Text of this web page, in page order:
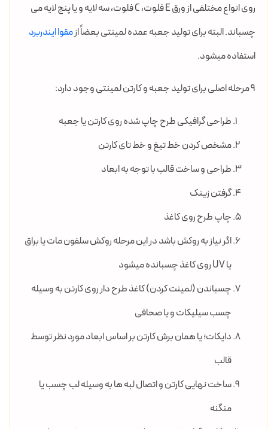
روی انواع مختلفی از ورق E فلوت، C فلوت، سه لایه و یا پنج لایه می
چسباند. البته برای تولید جعبه عمده لمینتی بعضاً ازمقوا ایندربرد
استفاده میشود.
9 مرحله اصلی برای تولید جعبه و کارتن لمینتی وجود دارد:
طراحی گرافیکی طرح چاپ شده روی کارتن یا جعبه
مشخص کردن خط تیغ و خط تای کارتن
طراحی و ساخت قالب با توجه به ابعاد
گرفتن زینک
چاپ طرح روی کاغذ
اگر نیاز به روکش باشد در این مرحله روکش سلفون مات یا براق
یا UV روی کاغذ چسبانده میشود
چسباندن (لمینت کردن) کاغذ طرح دار روی کارتن به وسیله
چسب سیلیکات و یا صحافی
دایکات؛ یا همان برش کارتن بر اساس ابعاد مورد نظر توسط
قالب
ساخت نهایی کارتن و اتصال لبه ها به وسیله لب چسب یا
منگنه